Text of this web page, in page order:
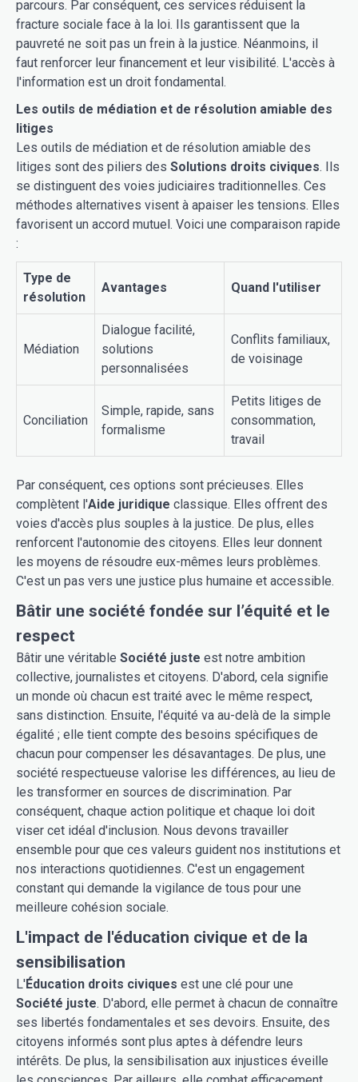
parcours. Par conséquent, ces services réduisent la
fracture sociale face à la loi. Ils garantissent que la
pauvreté ne soit pas un frein à la justice. Néanmoins, il
faut renforcer leur financement et leur visibilité. L'accès à
l'information est un droit fondamental.
Les outils de médiation et de résolution amiable des
litiges
Les outils de médiation et de résolution amiable des
litiges sont des piliers des Solutions droits civiques. Ils
se distinguent des voies judiciaires traditionnelles. Ces
méthodes alternatives visent à apaiser les tensions. Elles
favorisent un accord mutuel. Voici une comparaison rapide
:
Type de
résolution
Avantages Quand l'utiliser
Médiation
Dialogue facilité,
solutions
personnalisées
Conflits familiaux,
de voisinage
Conciliation
Simple, rapide, sans
formalisme
Petits litiges de
consommation,
travail
Par conséquent, ces options sont précieuses. Elles
complètent l'Aide juridique classique. Elles offrent des
voies d'accès plus souples à la justice. De plus, elles
renforcent l'autonomie des citoyens. Elles leur donnent
les moyens de résoudre eux-mêmes leurs problèmes.
C'est un pas vers une justice plus humaine et accessible.
Bâtir une société fondée sur l’équité et le
respect
Bâtir une véritable Société juste est notre ambition
collective, journalistes et citoyens. D'abord, cela signifie
un monde où chacun est traité avec le même respect,
sans distinction. Ensuite, l'équité va au-delà de la simple
égalité ; elle tient compte des besoins spécifiques de
chacun pour compenser les désavantages. De plus, une
société respectueuse valorise les différences, au lieu de
les transformer en sources de discrimination. Par
conséquent, chaque action politique et chaque loi doit
viser cet idéal d'inclusion. Nous devons travailler
ensemble pour que ces valeurs guident nos institutions et
nos interactions quotidiennes. C'est un engagement
constant qui demande la vigilance de tous pour une
meilleure cohésion sociale.
L'impact de l'éducation civique et de la
sensibilisation
L'Éducation droits civiques est une clé pour une
Société juste. D'abord, elle permet à chacun de connaître
ses libertés fondamentales et ses devoirs. Ensuite, des
citoyens informés sont plus aptes à défendre leurs
intérêts. De plus, la sensibilisation aux injustices éveille